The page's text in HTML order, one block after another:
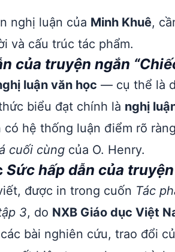
nghị luận của Minh Khuê,
và cấu trúc tác phẩm.
của truyện ngắn
luận văn học — cụ thể là
biểu đạt chính là nghị
có hệ thống luận điểm rõ
cuối cùng của O. Henry.
Sức hấp dẫn của
được in trong cuốn Tác
3, do NXB Giáo dục Việt
bài nghiên cứu, trao đổi